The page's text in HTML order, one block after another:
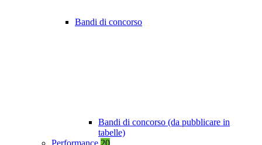
Bandi di concorso
Bandi di concorso (da pubblicare in
tabelle)